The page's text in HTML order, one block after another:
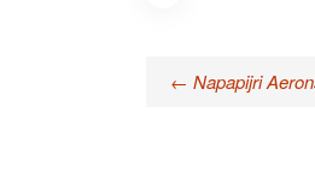
← Napapijri